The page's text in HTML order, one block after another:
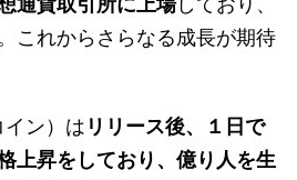
これからさらなる成長が期待
イン）は リリース後、１日で
上昇をしており、億り人を生